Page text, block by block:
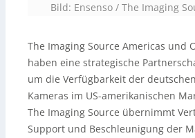
Bild: Ensenso / The Imaging
The Imaging Source Americas und
haben eine strategische
um die Verfügbarkeit der
Kameras im US-amerikanischen
The Imaging Source übernimmt
Support und Beschleunigung der